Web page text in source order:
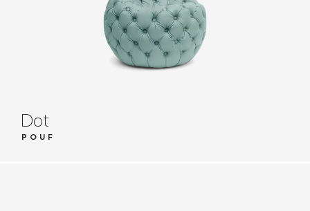
Dot
POUF